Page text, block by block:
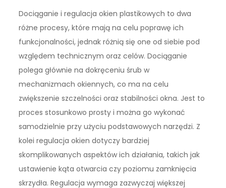
Dociąganie i regulacja okien plastikowych to dwa
różne procesy, które mają na celu poprawę ich
funkcjonalności, jednak różnią się one od siebie pod
względem technicznym oraz celów. Dociąganie
polega głównie na dokręceniu śrub w
mechanizmach okiennych, co ma na celu
zwiększenie szczelności oraz stabilności okna. Jest to
proces stosunkowo prosty i można go wykonać
samodzielnie przy użyciu podstawowych narzędzi. Z
kolei regulacja okien dotyczy bardziej
skomplikowanych aspektów ich działania, takich jak
ustawienie kąta otwarcia czy poziomu zamknięcia
skrzydła. Regulacja wymaga zazwyczaj większej